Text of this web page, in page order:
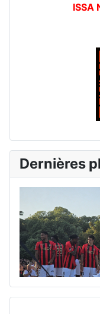
ISSA
Dernières